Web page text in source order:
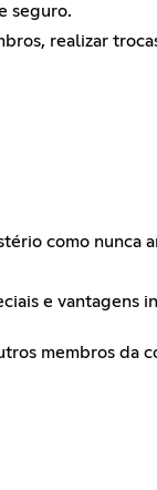
seguro.
realizar
como nunca
e vantagens
membros da